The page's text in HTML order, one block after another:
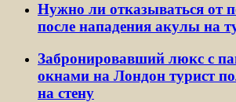
Нужно ли отказываться от
после нападения акулы на
Забронировавший люкс с
окнами на Лондон турист
на стену